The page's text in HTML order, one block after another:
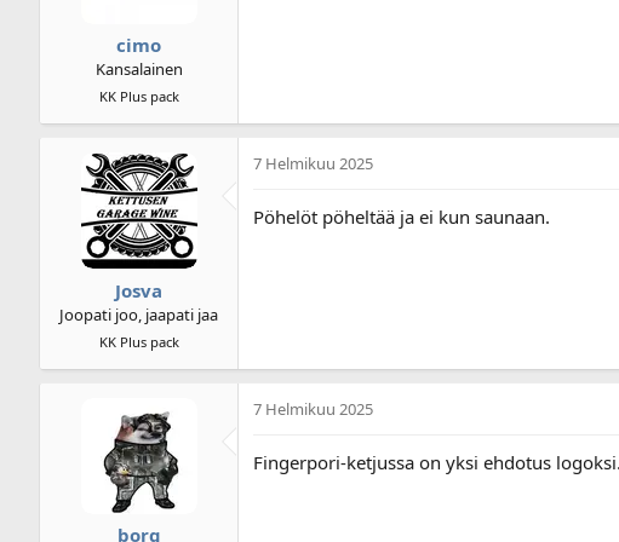
cimo
Kansalainen
KK Plus pack
Josva
Joopati joo, jaapati jaa
KK Plus pack
7 Helmikuu 2025
Pöhelöt pöheltää ja ei kun saunaan.
borg
7 Helmikuu 2025
Fingerpori-ketjussa on yksi ehdotus